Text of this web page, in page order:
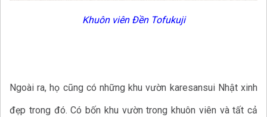
Khuôn viên Đền Tofukuji
Ngoài ra, họ cũng có những khu vườn karesansui Nhật xinh
đẹp trong đó. Có bốn khu vườn trong khuôn viên và tất cả